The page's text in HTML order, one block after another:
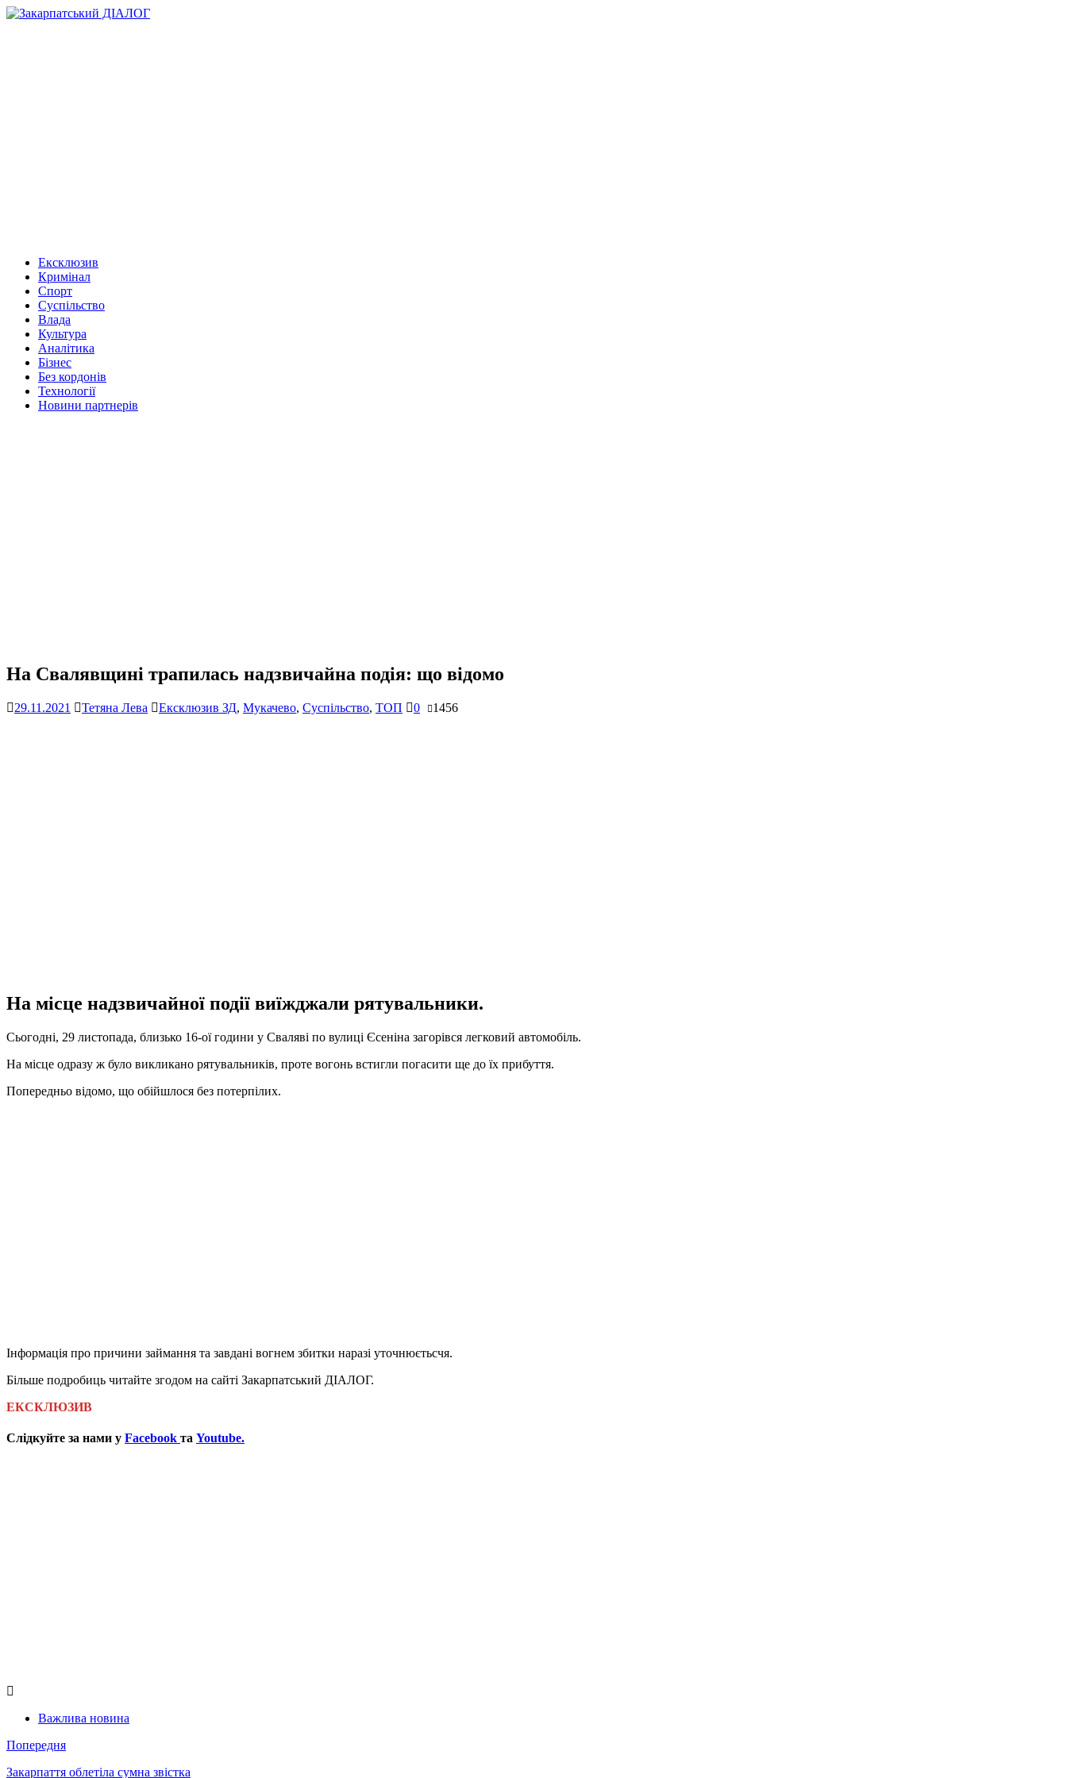
Ексклюзив
Кримінал
Спорт
Суспільство
Влада
Культура
Аналітика
Бізнес
Без кордонів
Технології
Новини партнерів
На Свалявщині трапилась надзвичайна подія: що відомо
29.11.2021 Тетяна Лева Ексклюзив ЗД, Мукачево, Суспільство, ТОП 0 1456
На місце надзвичайної події виїжджали рятувальники.
Сьогодні, 29 листопада, близько 16-ої години у Сваляві по вулиці Єсеніна загорівся легковий автомобіль.
На місце одразу ж було викликано рятувальників, проте вогонь встигли погасити ще до їх прибуття.
Попередньо відомо, що обійшлося без потерпілих.
Інформація про причини займання та завдані вогнем збитки наразі уточнюєтьсчя.
Більше подробиць читайте згодом на сайті Закарпатський ДІАЛОГ.
ЕКСКЛЮЗИВ
Слідкуйте за нами у Facebook та Youtube.
Важлива новина
Попередня
Закарпаття облетіла сумна звістка